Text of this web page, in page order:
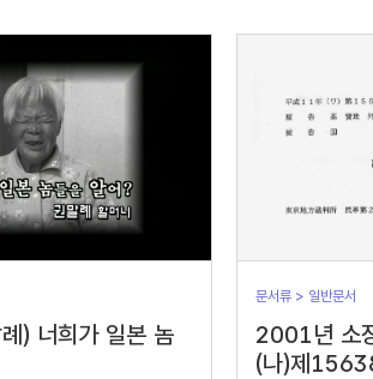
) 너희가 일본 놈
문서류 > 일반문서
2001년 소
(나)제